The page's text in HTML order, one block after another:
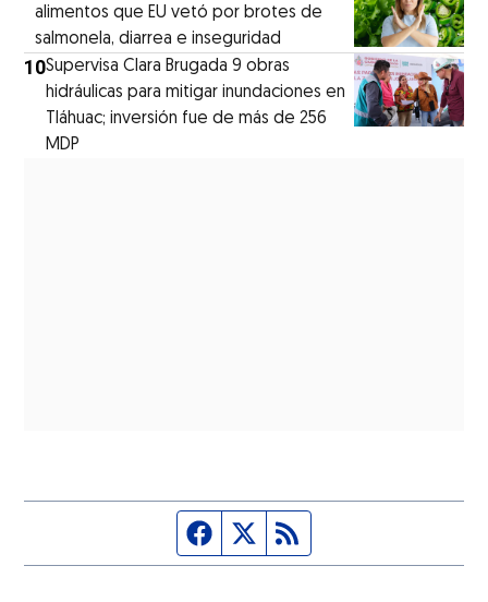
alimentos que EU vetó por brotes de
salmonela, diarrea e inseguridad
10Supervisa Clara Brugada 9 obras
hidráulicas para mitigar inundaciones en
Tláhuac; inversión fue de más de 256
MDP
Página de Facebook
Fuente Twitter